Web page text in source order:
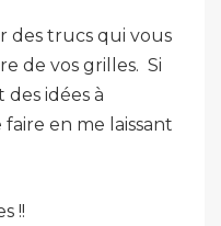
des trucs qui vous
de vos grilles. Si
des idées à
en me laissant
!!